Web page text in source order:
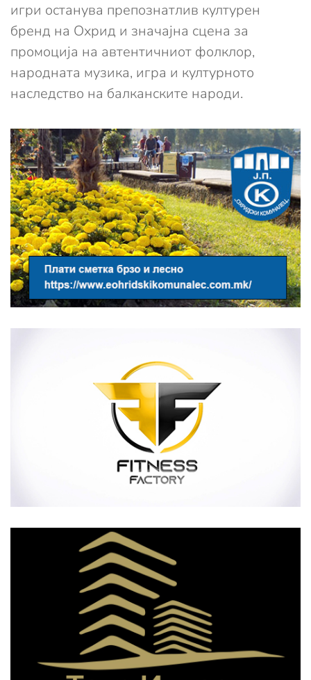
игри останува препознатлив културен
бренд на Охрид и значајна сцена за
промоција на автентичниот фолклор,
народната музика, игра и културното
наследство на балканските народи.